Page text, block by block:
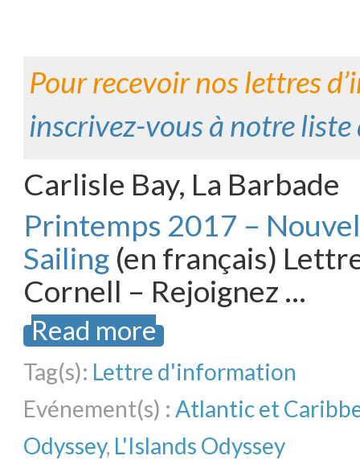
Pour recevoir nos lettres
inscrivez-vous à notre
Carlisle Bay, La Barbade
Printemps 2017 –
Sailing (en français)
Cornell – Rejoignez …
Read more
Tag(s): Lettre d'information
Evénement(s) : Atlantic et
Odyssey, L'Islands Odyssey